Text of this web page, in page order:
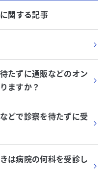
関する記事
たずに通販などのオン
ますか？
どで診察を待たずに受
は病院の何科を受診し